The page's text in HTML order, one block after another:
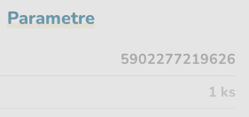
Parametre
5902277219626
1 ks